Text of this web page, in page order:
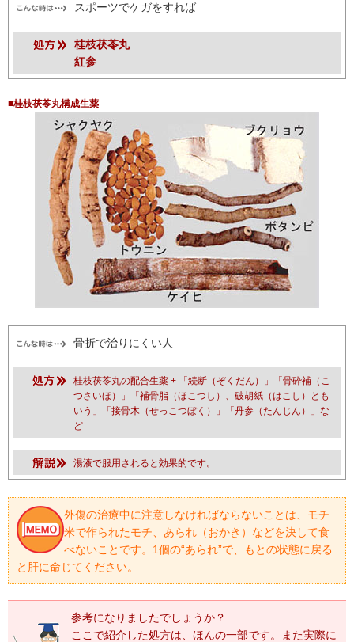
スポーツでケガをすれば
桂枝茯苓丸
紅参
■桂枝茯苓丸構成生薬
骨折で治りにくい人
桂枝茯苓丸の配合生薬 + 「続断（ぞくだん）」「骨砕補（こ
つさいほ）」「補骨脂（ほこつし）、破胡紙（はこし）とも
いう」「接骨木（せっこつぼく）」「丹参（たんじん）」な
ど
湯液で服用されると効果的です。
外傷の治療中に注意しなければならないことは、モチ
米で作られたモチ、あられ（おかき）などを決して食
べないことです。1個の“あられ”で、もとの状態に戻る
と肝に命じてください。
参考になりましたでしょうか？
ここで紹介した処方は、ほんの一部です。
また実際に